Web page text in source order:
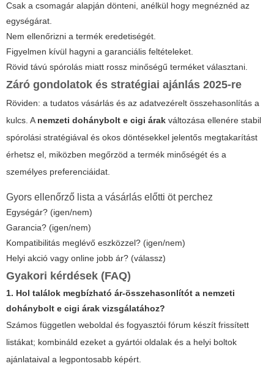
Csak a csomagár alapján dönteni, anélkül hogy megnéznéd az
egységárat.
Nem ellenőrizni a termék eredetiségét.
Figyelmen kívül hagyni a garanciális feltételeket.
Rövid távú spórolás miatt rossz minőségű terméket választani.
Záró gondolatok és stratégiai ajánlás 2025-re
Röviden: a tudatos vásárlás és az adatvezérelt összehasonlítás a
kulcs. Anemzeti dohánybolt e cigi árak változása ellenére stabil
spórolási stratégiával és okos döntésekkel jelentős megtakarítást
érhetsz el, miközben megőrzöd a termék minőségét és a
személyes preferenciáidat.
Gyors ellenőrző lista a vásárlás előtti öt perchez
Egységár? (igen/nem)
Garancia? (igen/nem)
Kompatibilitás meglévő eszközzel? (igen/nem)
Helyi akció vagy online jobb ár? (válassz)
Gyakori kérdések (FAQ)
1. Hol találok megbízható ár-összehasonlítót a nemzeti
dohánybolt e cigi árak vizsgálatához?
Számos független weboldal és fogyasztói fórum készít frissített
listákat; kombináld ezeket a gyártói oldalak és a helyi boltok
ajánlataival a legpontosabb képért.